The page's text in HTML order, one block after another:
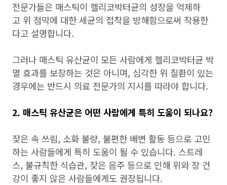
전문가들은 매스틱이 헬리코박터균의 성장을 억제하
고 위 점막에 대한 세균의 접착을 방해함으로써 작용한
다고 설명합니다.
그러나 매스틱 유산균이 모든 사람에게 헬리코박터균 박
멸 효과를 보장하는 것은 아니며, 심각한 위 질환이 있는
경우에는 반드시 의료 전문가의 지시를 따라야 합니다.
2. 매스틱 유산균은 어떤 사람에게 특히 도움이 되나요?
잦은 속 쓰림, 소화 불량, 불편한 배변 활동 등으로 고민
하는 사람들에게 특히 도움이 될 수 있습니다. 스트레
스, 불규칙한 식습관, 잦은 음주 등으로 인해 위와 장 건
강이 좋지 않은 사람들에게도 권장됩니다.